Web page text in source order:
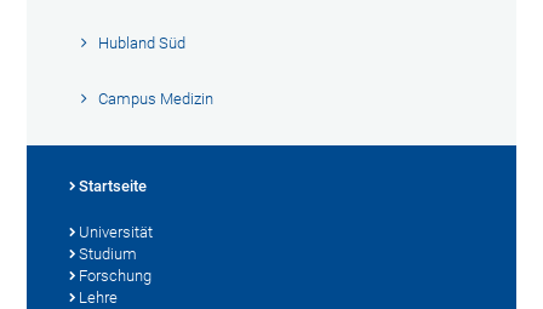
Hubland Süd
Campus Medizin
Startseite
Universität
Studium
Forschung
Lehre